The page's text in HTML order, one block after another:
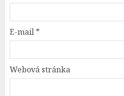
E-mail *
Webová stránka